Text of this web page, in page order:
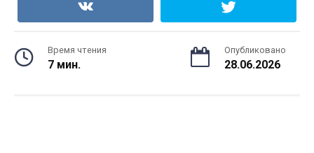
Время чтения
7 мин.
Опубликовано
28.06.2026